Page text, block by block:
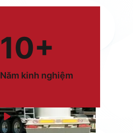
10+
Năm kinh nghiệm